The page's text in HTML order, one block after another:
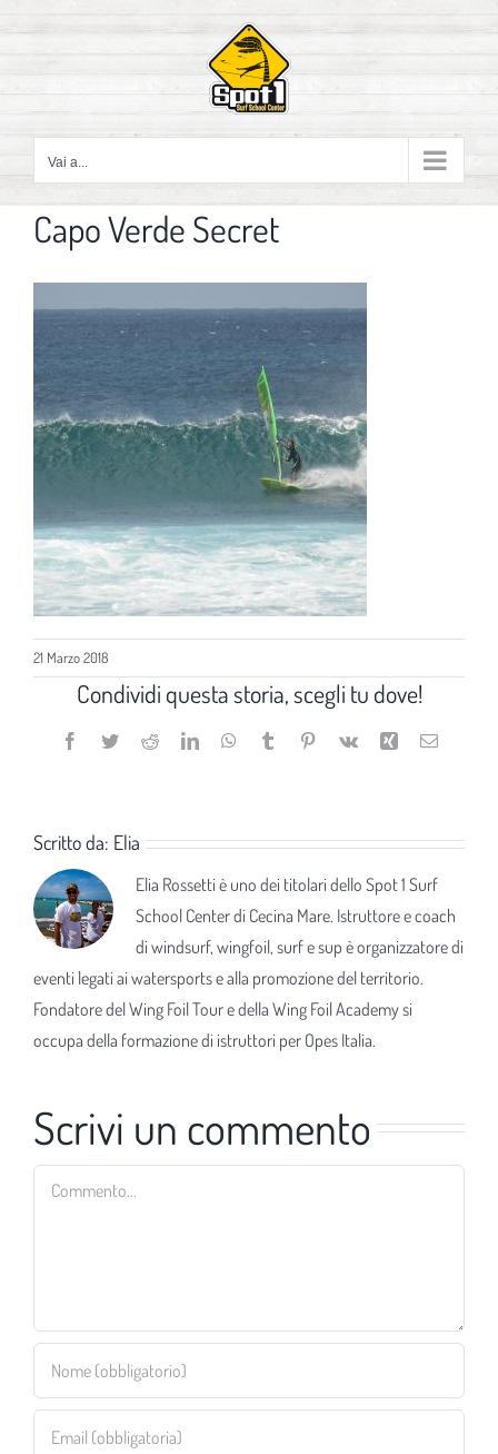
contenuto
Vai a...
Capo Verde Secret
21 Marzo 2018
Condividi questa storia, scegli tu dove!
Facebook
TwitterRedditLinkedInWhatsApp
TumblrPinterest
Vk Xing Email
Scritto da: Elia
Elia Rossetti è uno dei titolari dello Spot 1 Surf
School Center di Cecina Mare. Istruttore e coach
di windsurf, wingfoil, surf e sup è organizzatore di
eventi legati ai watersports e alla promozione del territorio.
Fondatore del Wing Foil Tour e della Wing Foil Academy si
occupa della formazione di istruttori per Opes Italia.
Scrivi un commento
Commento